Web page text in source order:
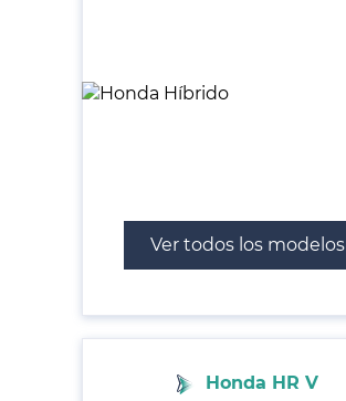
Ver todos los modelos
Honda HR V